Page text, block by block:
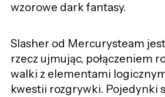
wzorowe dark fantasy.
Slasher od Mercurysteam
rzecz ujmując, połączeniem
walki z elementami
kwestii rozgrywki. Pojedynki